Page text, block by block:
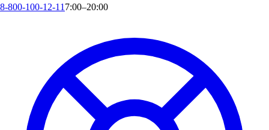
8-800-100-12-11 7:00–20:00